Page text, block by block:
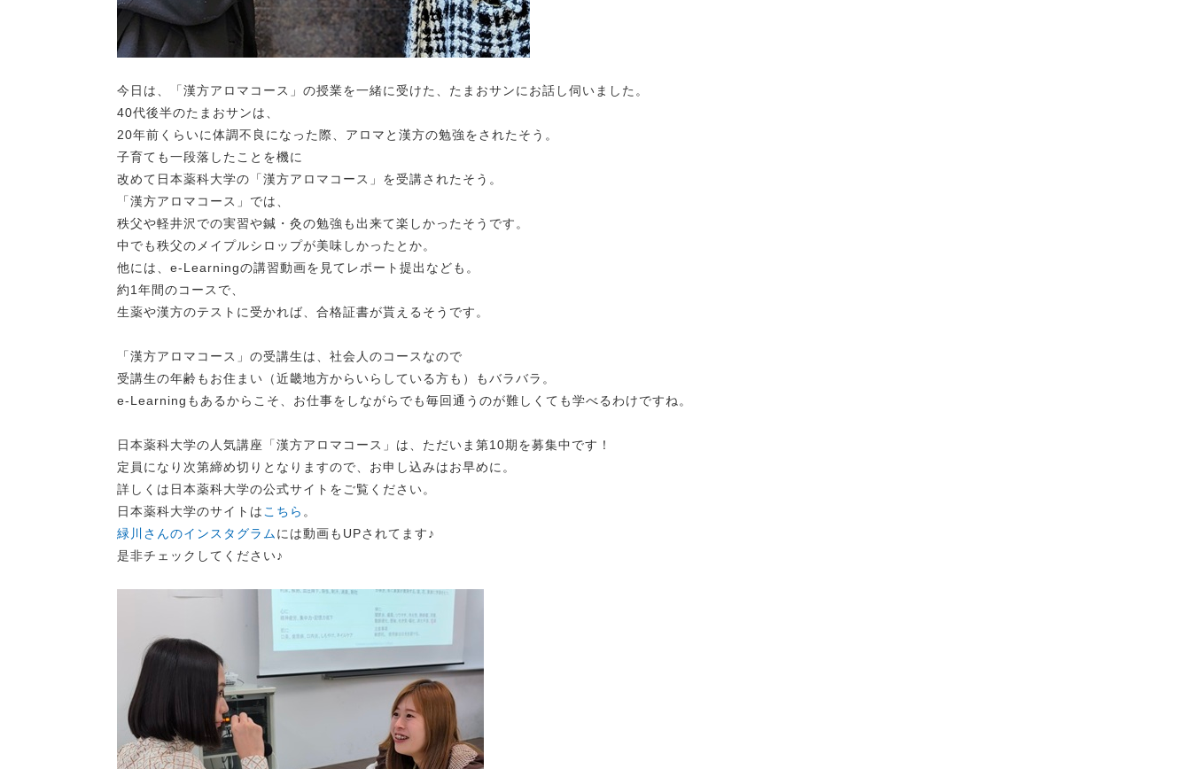
今日は、「漢方アロマコース」の授業を一緒に受けた、たまおサンにお話し伺いました。
40代後半のたまおサンは、
20年前くらいに体調不良になった際、アロマと漢方の勉強をされたそう。
子育ても一段落したことを機に
改めて日本薬科大学の「漢方アロマコース」を受講されたそう。
「漢方アロマコース」では、
秩父や軽井沢での実習や鍼・灸の勉強も出来て楽しかったそうです。
中でも秩父のメイプルシロップが美味しかったとか。
他には、e-Learningの講習動画を見てレポート提出なども。
約1年間のコースで、
生薬や漢方のテストに受かれば、合格証書が貰えるそうです。
「漢方アロマコース」の受講生は、社会人のコースなので
受講生の年齢もお住まい（近畿地方からいらしている方も）もバラバラ。
e-Learningもあるからこそ、お仕事をしながらでも毎回通うのが難しくても学べるわけですね。
日本薬科大学の人気講座「漢方アロマコース」は、ただいま第10期を募集中です！
定員になり次第締め切りとなりますので、お申し込みはお早めに。
詳しくは日本薬科大学の公式サイトをご覧ください。
日本薬科大学のサイトは こちら 。
緑川さんのインスタグラムには動画もUPされてます♪
是非チェックしてください♪